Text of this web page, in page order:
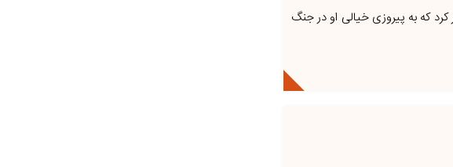
که به پیروزی خیالی او در جنگ